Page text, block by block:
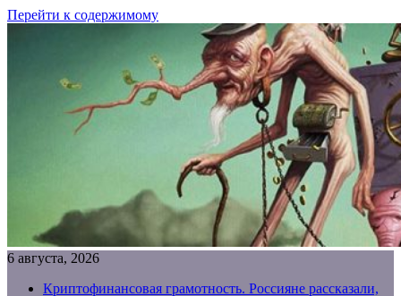
Перейти к содержимому
6 августа, 2026
Криптофинансовая грамотность. Россияне рассказали,